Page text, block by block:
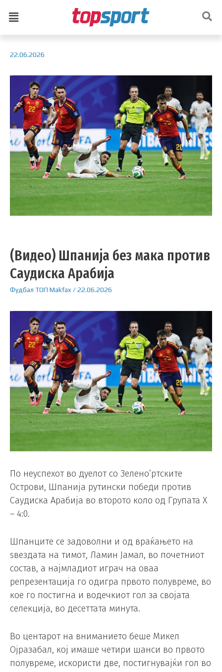
22.06.2026
(Видео) Шпанија без мака против
Саудиска Арабија
Фудбал ТОП Makfax /22.06.2026
По неуспехот во дуелот со Зелено’ртските
Острови, Шпанија рутински победи против
Саудиска Арабија во второто коло од Групата Х
– 4:0.
Шпанците се задоволни и од враќањето на
ѕвездата на тимот, Ламин Јамал, во почетниот
состав, а најмладиот играч на оваа
репрезентација го одигра првото полувреме, во
кое го постигна и водечкиот гол за својата
селекција, во десеттата минута.
Во центарот на вниманието беше Микел
Ојразабал, кој имаше четири шанси во првото
полувреме, искористи две, постигнувајќи гол во